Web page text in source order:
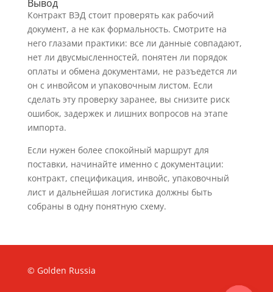
Вывод
Контракт ВЭД стоит проверять как рабочий
документ, а не как формальность. Смотрите на
него глазами практики: все ли данные совпадают,
нет ли двусмысленностей, понятен ли порядок
оплаты и обмена документами, не разъедется ли
он с инвойсом и упаковочным листом. Если
сделать эту проверку заранее, вы снизите риск
ошибок, задержек и лишних вопросов на этапе
импорта.
Если нужен более спокойный маршрут для
поставки, начинайте именно с документации:
контракт, спецификация, инвойс, упаковочный
лист и дальнейшая логистика должны быть
собраны в одну понятную схему.
© Golden Russia